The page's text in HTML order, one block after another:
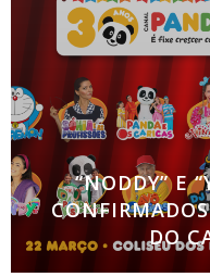
exibição de novos
“NODDY” E
DO
Espetáculo reúne